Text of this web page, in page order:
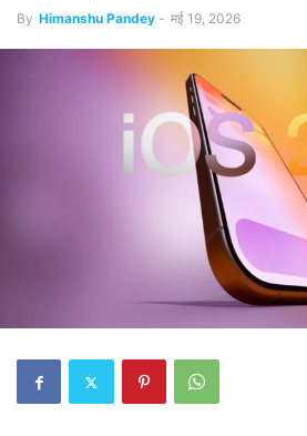
By Himanshu Pandey - मई 19, 2026